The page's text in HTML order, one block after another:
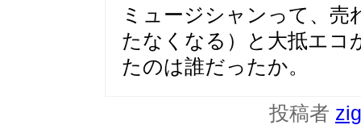
ミュージシャンって、
たなくなる）と大抵エコ
たのは誰だったか。
投稿者